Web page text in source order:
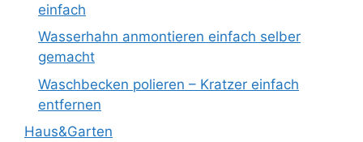
einfach
Wasserhahn anmontieren einfach selber
gemacht
Waschbecken polieren – Kratzer einfach
entfernen
Haus&Garten